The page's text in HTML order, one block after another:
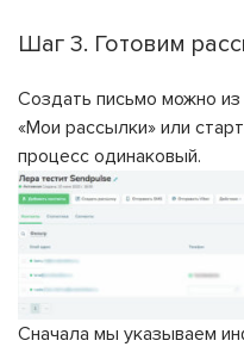
Шаг 3. Готовим
Создать письмо можно из
«Мои рассылки» или
процесс одинаковый.
Сначала мы указываем